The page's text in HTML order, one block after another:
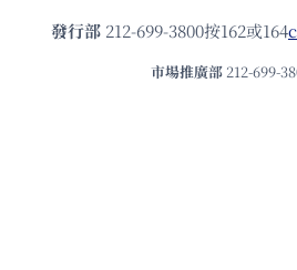
發⾏部 212-699-3800按162或164
市場推廣部 212-699-